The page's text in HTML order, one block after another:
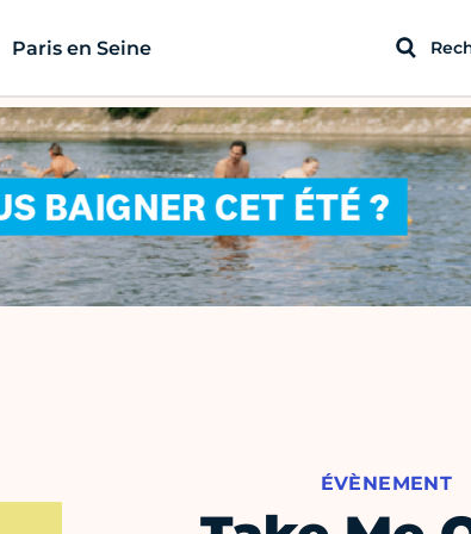
Paris en Seine
ÉVÈNEMENT